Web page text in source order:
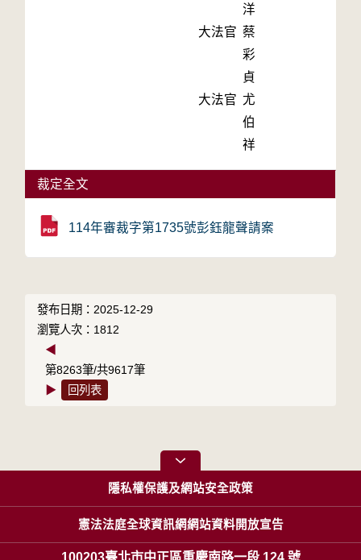
洋
大法官 蔡
彩
貞
大法官 尤
伯
祥
裁定全文
114年審裁字第1735號彭鈺龍聲請案
發布日期：2025-12-29
瀏覽人次：1812
◀
第8263筆/共9617筆
▶
回列表
隱私權保護及網站安全政策
憲法法庭全球資訊網網站資料開放宣告
100203臺北市中正區重慶南路一段 124 號